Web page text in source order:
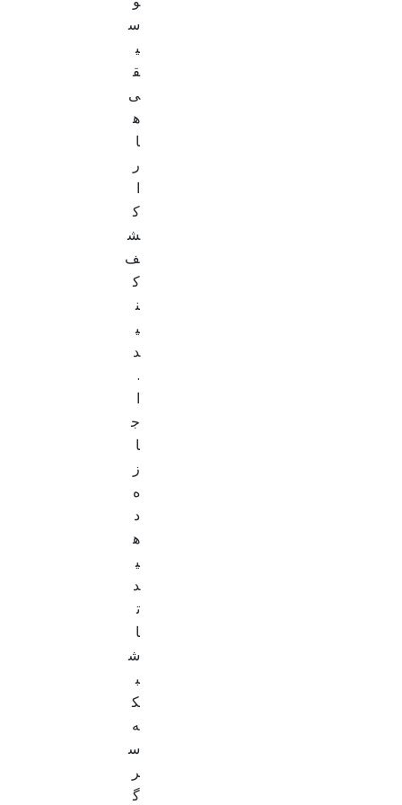
س
ی
ق
ی
ه
ا
ر
ا
ک
ش
ف
ک
ن
ی
د
.
ا
ج
ا
ز
ه
د
ه
ی
د
ت
ا
ش
ب
ک
ه
س
ر
گ